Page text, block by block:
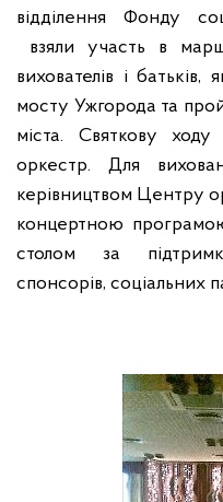
відділення Фонду
взяли участь в
вихователів і батьків,
мосту Ужгорода та
міста. Святкову ходу
оркестр. Для
керівництвом Центру
концертною
столом за
спонсорів, соціальних